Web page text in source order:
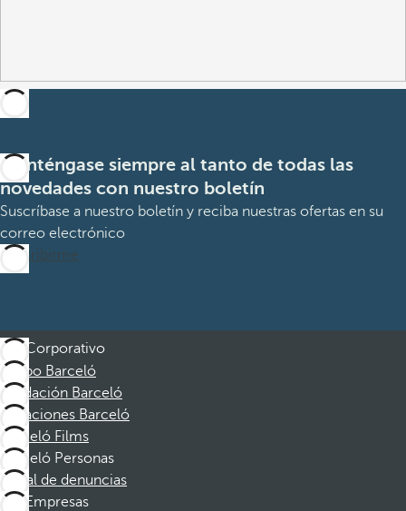
Manténgase siempre al tanto de todas las
novedades con nuestro boletín
Suscríbase a nuestro boletín y reciba nuestras ofertas en su
correo electrónico
Suscribirme
Corporativo
Grupo Barceló
Fundación Barceló
Vacaciones Barceló
Barceló Films
Barceló Personas
Canal de denuncias
Empresas